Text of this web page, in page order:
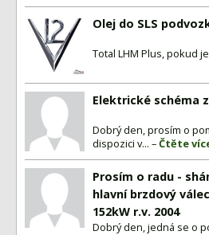
Olej do SLS
Total LHM Plus, pokud je
Elektrické schéma
Dobrý den, prosím o
dispozici v... –Čtěte
Prosím o radu -
hlavní brzdový
152kW r.v. 2004
Dobrý den, jedná se o